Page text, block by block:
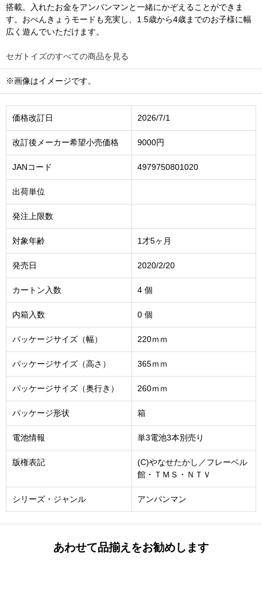
搭載。入れたお金をアンパンマンと一緒にかぞえることができま
す。おべんきょうモードも充実し、1.5歳から4歳までのお子様に幅
広く遊んでいただけます。
セガトイズのすべての商品を見る
※画像はイメージです。
価格改訂日 2026/7/1
改訂後メーカー希望小売価格 9000円
JANコード 4979750801020
出荷単位
発注上限数
対象年齢 1才5ヶ月
発売日 2020/2/20
カートン入数 4 個
内箱入数 0 個
パッケージサイズ（幅） 220ｍｍ
パッケージサイズ（高さ） 365ｍｍ
パッケージサイズ（奥行き） 260ｍｍ
パッケージ形状 箱
電池情報 単3電池3本別売り
版権表記
(C)やなせたかし／フレーベル
館・ＴＭＳ・ＮＴＶ
シリーズ・ジャンル アンパンマン
あわせて品揃えをお勧めします